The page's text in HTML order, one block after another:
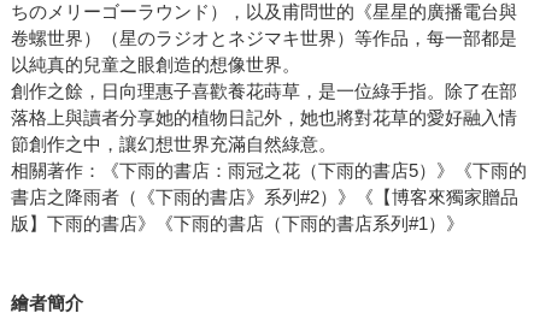
ちのメリーゴーラウンド），以及甫問世的《星星的廣播電台與
卷螺世界）（星のラジオとネジマキ世界）等作品，每一部都是
以純真的兒童之眼創造的想像世界。
創作之餘，日向理惠子喜歡養花蒔草，是一位綠手指。除了在部
落格上與讀者分享她的植物日記外，她也將對花草的愛好融入情
節創作之中，讓幻想世界充滿自然綠意。
相關著作：《下雨的書店：雨冠之花（下雨的書店5）》《下雨的
書店之降雨者（《下雨的書店》系列#2）》《【博客來獨家贈品
版】下雨的書店》《下雨的書店（下雨的書店系列#1）》
繪者簡介